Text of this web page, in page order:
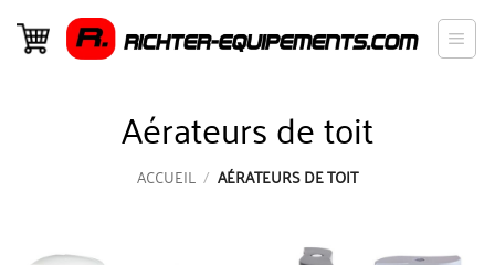
Passer
Aérateurs de toit
ACCUEIL / AÉRATEURS DE TOIT